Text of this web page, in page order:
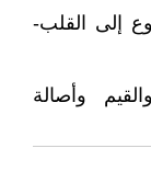
إلى القلب-
وأصالة